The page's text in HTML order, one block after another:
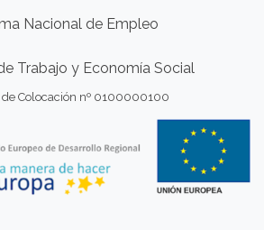
Nacional de Empleo
Trabajo y Economía Social
Colocación nº 0100000100